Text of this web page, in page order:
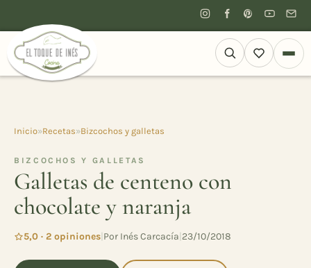
Inicio»Recetas»Bizcochos y galletas
BIZCOCHOS Y GALLETAS
Galletas de centeno con
chocolate y naranja
5,0 · 2 opiniones Por Inés Carcacía 23/10/2018